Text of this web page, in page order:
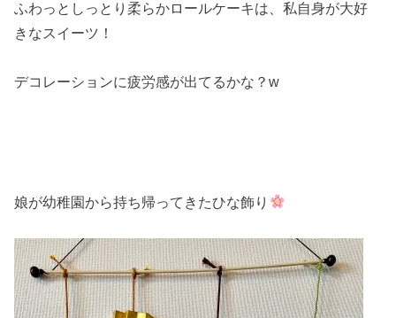
ふわっとしっとり柔らかロールケーキは、私自身が大好
きなスイーツ！
デコレーションに疲労感が出てるかな？w
娘が幼稚園から持ち帰ってきたひな飾り